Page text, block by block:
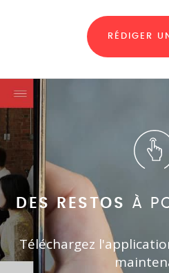
RÉDIGER
DES RESTOS À
Téléchargez